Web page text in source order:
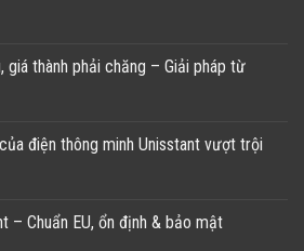
giá thành phải chăng – Giải pháp từ
điện thông minh Unisstant vượt trội
– Chuẩn EU, ổn định & bảo mật